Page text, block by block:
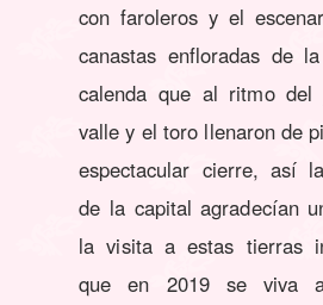
con faroleros y el
canastas enfloradas de
calenda que al ritmo del
valle y el toro llenaron de
espectacular cierre, así
de la capital agradecían
la visita a estas tierras
que en 2019 se viva